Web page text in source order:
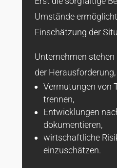
Umstände
Einschätzung der
Unternehmen
der Herausforderung,
Vermutungen von
trennen,
Entwicklungen
dokumentieren,
wirtschaftliche
einzuschätzen.